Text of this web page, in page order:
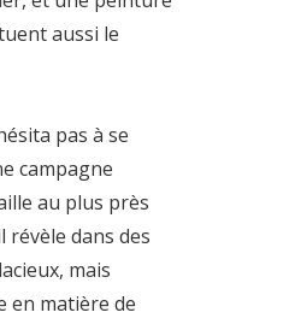
aussi le
pas à se
campagne
au plus près
révèle dans des
mais
en matière de